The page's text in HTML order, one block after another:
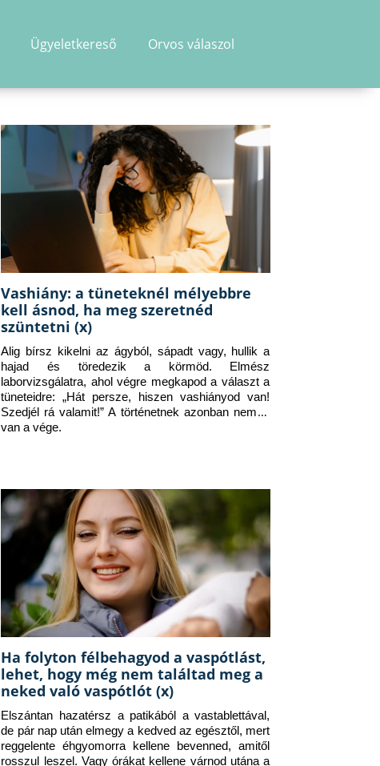
Ügyeletkereső Orvos válaszol
Vashiány: a tüneteknél mélyebbre
kell ásnod, ha meg szeretnéd
szüntetni (x)
Alig bírsz kikelni az ágyból, sápadt vagy, hullik a
hajad és töredezik a körmöd. Elmész
laborvizsgálatra, ahol végre megkapod a választ a
tüneteidre: „Hát persze, hiszen vashiányod van!
Szedjél rá valamit!” A történetnek azonban nem itt
van a vége.
Ha folyton félbehagyod a vaspótlást,
lehet, hogy még nem találtad meg a
neked való vaspótlót (x)
Elszántan hazatérsz a patikából a vastablettával,
de pár nap után elmegy a kedved az egésztől, mert
reggelente éhgyomorra kellene bevenned, amitől
rosszul leszel. Vagy órákat kellene várnod utána a